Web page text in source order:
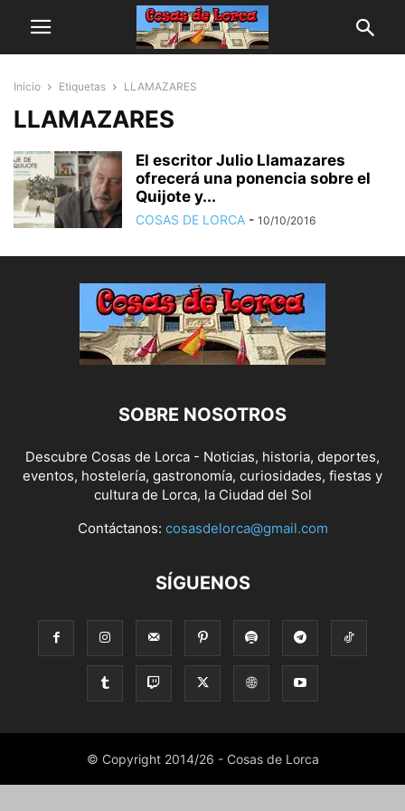
Inicio Etiquetas LLAMAZARES
LLAMAZARES
El escritor Julio Llamazares
ofrecerá una ponencia sobre el
Quijote y...
COSAS DE LORCA - 10/10/2016
SOBRE NOSOTROS
Descubre Cosas de Lorca - Noticias, historia, deportes,
eventos, hostelería, gastronomía, curiosidades, fiestas y
cultura de Lorca, la Ciudad del Sol
Contáctanos: cosasdelorca@gmail.com
SÍGUENOS
© Copyright 2014/26 - Cosas de Lorca